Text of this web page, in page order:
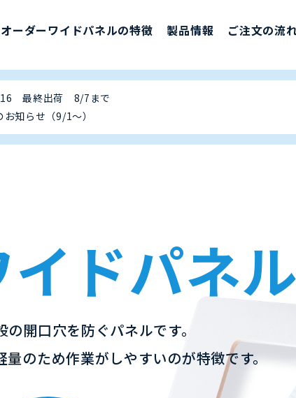
オーダーワイドパネルの特徴 製品情報 ご注文の流
最終出荷 8/7まで
知らせ（9/1～）
ドパネル
開口穴を防ぐパネルです。
のため作業がしやすいのが特徴です。